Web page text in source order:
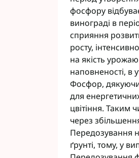
фосфору
винограді в
сприяння
росту,
на якість
наповненості, в
Фосфор,
для
цвітіння. Таким
через
Передозування
ґрунті, тому, у